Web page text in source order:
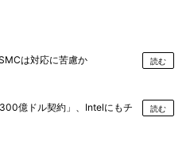
は対応に苦慮か 読む
億ドル契約」、Intelにもチ
読む